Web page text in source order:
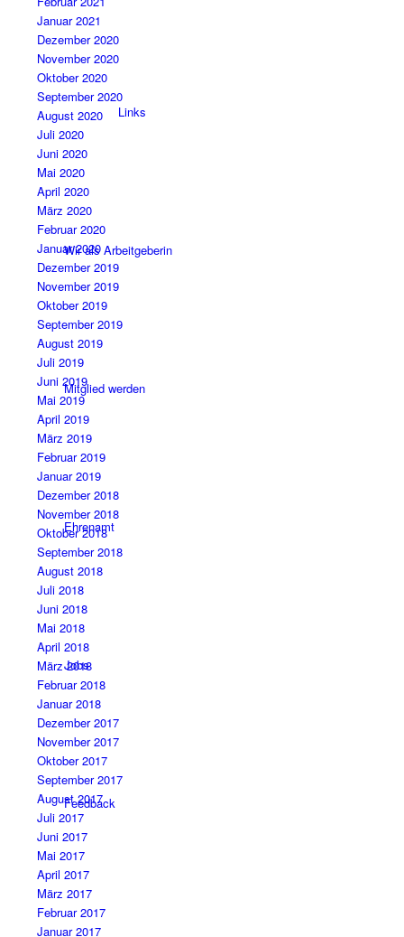
Links
Wir als Arbeitgeberin
Mitglied werden
Ehrenamt
Jobs
Feedback
Januar 2021
Dezember 2020
November 2020
Oktober 2020
September 2020
August 2020
Juli 2020
Juni 2020
Mai 2020
April 2020
März 2020
Februar 2020
Januar 2020
Dezember 2019
November 2019
Oktober 2019
September 2019
August 2019
Juli 2019
Juni 2019
Mai 2019
April 2019
März 2019
Februar 2019
Januar 2019
Dezember 2018
November 2018
Oktober 2018
September 2018
August 2018
Juli 2018
Juni 2018
Mai 2018
April 2018
März 2018
Februar 2018
Januar 2018
Dezember 2017
November 2017
Oktober 2017
September 2017
August 2017
Juli 2017
Juni 2017
Mai 2017
April 2017
März 2017
Februar 2017
Januar 2017